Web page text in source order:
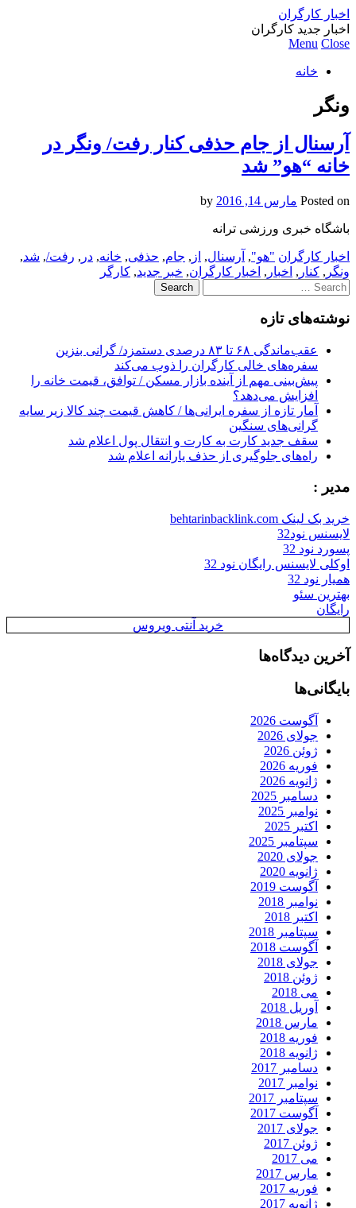
اخبار کارگران
اخبار جدید کارگران
Menu Close
خانه
ونگر
آرسنال از جام حذفی کنار رفت/ ونگر در
خانه “هو” شد
Posted on مارس 14, 2016
باشگاه خبری ورزشی ترانه
اخبار کارگران "هو", آرسنال, از , جام, حذفی, خانه, در , رفت/, شد,
ونگر , کنار , اخبار , اخبار کارگران, خبر جدید, کارگر
Search
for:
نوشته‌های تازه
عقب‌ماندگی ۶۸ تا ۸۳ درصدی دستمزد/ گرانی بنزین
سفره‌های خالی کارگران را ذوب می‌کند
پیش‌بینی مهم از آینده بازار مسکن / توافق، قیمت خانه را
افزایش می‌دهد؟
آمار تازه از سفره ایرانی‌ها / کاهش قیمت چند کالا زیر سایه
گرانی‌های سنگین
سقف جدید کارت به کارت و انتقال پول اعلام شد
راه‌های جلوگیری از حذف یارانه اعلام شد
مدیر :
خرید بک لینک behtarinbacklink.com
لایسنس نود32
پسورد نود 32
اوکلی لایسنس رایگان نود 32
همیار نود 32
بهترین سئو
رایگان
خرید آنتی ویروس
آخرین دیدگاه‌ها
بایگانی‌ها
آگوست 2026
جولای 2026
ژوئن 2026
فوریه 2026
ژانویه 2026
دسامبر 2025
نوامبر 2025
اکتبر 2025
سپتامبر 2025
جولای 2020
ژانویه 2020
آگوست 2019
نوامبر 2018
اکتبر 2018
سپتامبر 2018
آگوست 2018
جولای 2018
ژوئن 2018
می 2018
آوریل 2018
مارس 2018
فوریه 2018
ژانویه 2018
دسامبر 2017
نوامبر 2017
سپتامبر 2017
آگوست 2017
جولای 2017
ژوئن 2017
می 2017
مارس 2017
فوریه 2017
ژانویه 2017